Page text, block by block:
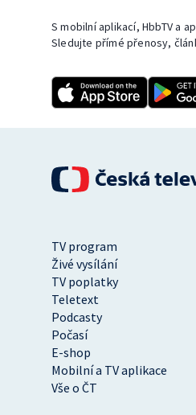
S mobilní aplikací, HbbTV a
Sledujte přímé přenosy,
TV program
Živé vysílání
TV poplatky
Teletext
Podcasty
Počasí
E-shop
Mobilní a TV aplikace
Vše o ČT